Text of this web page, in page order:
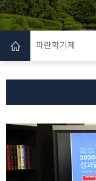
파란학기제